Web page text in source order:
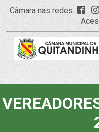
Câmara nas redes